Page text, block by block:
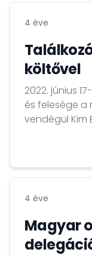
4 éve
költővel
2022. június
és felesége
vendégül Kim
készült
4 éve
Magyar